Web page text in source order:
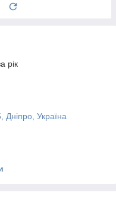
рік
Дніпро, Україна